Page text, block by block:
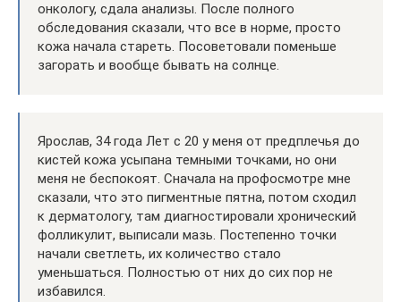
онкологу, сдала анализы. После полного
обследования сказали, что все в норме, просто
кожа начала стареть. Посоветовали поменьше
загорать и вообще бывать на солнце.
Ярослав, 34 года Лет с 20 у меня от предплечья до
кистей кожа усыпана темными точками, но они
меня не беспокоят. Сначала на профосмотре мне
сказали, что это пигментные пятна, потом сходил
к дерматологу, там диагностировали хронический
фолликулит, выписали мазь. Постепенно точки
начали светлеть, их количество стало
уменьшаться. Полностью от них до сих пор не
избавился.